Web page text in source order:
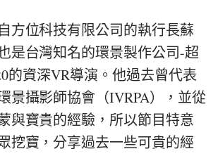
方位科技有限公司的執行長蘇
是台灣知名的環景製作公司-超
的資深VR導演。他過去曾代表
景攝影師協會（IVRPA），並從
與寶貴的經驗，所以節目特意
挖寶，分享過去一些可貴的經